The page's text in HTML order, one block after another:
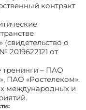
контракт
о
2019622121 от
– ПАО
ПАО «Ростелеком».
международных и